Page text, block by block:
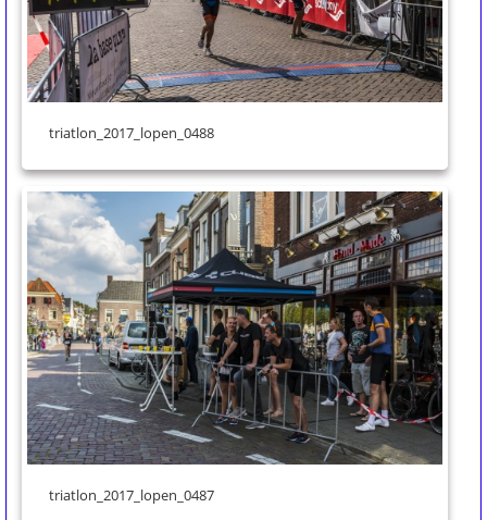
triatlon_2017_lopen_0488
triatlon_2017_lopen_0487